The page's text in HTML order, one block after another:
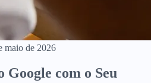
maio de 2026
Google com o Seu